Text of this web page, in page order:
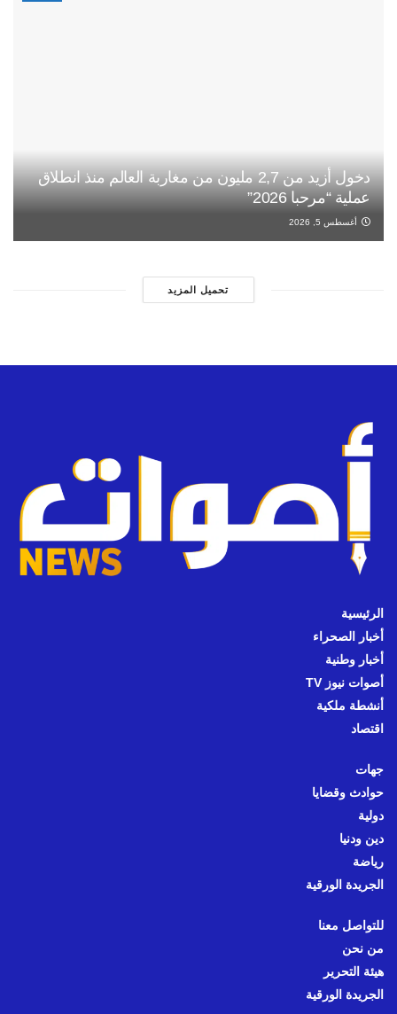
دخول أزيد من 2,7 مليون من مغاربة العالم منذ انطلاق
عملية “مرحبا 2026”
أغسطس 5, 2026
تحميل المزيد
الرئيسية
أخبار الصحراء
أخبار وطنية
أصوات نيوز TV
أنشطة ملكية
اقتصاد
جهات
حوادث وقضايا
دولية
دين ودنيا
رياضة
الجريدة الورقية
للتواصل معنا
من نحن
هيئة التحرير
الجريدة الورقية